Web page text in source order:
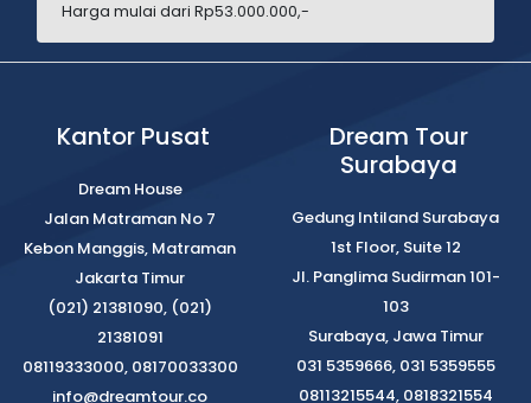
Harga mulai dari Rp53.000.000,-
Kantor Pusat
Dream House
Jalan Matraman No 7
Kebon Manggis, Matraman
Jakarta Timur
(021) 21381090, (021)
21381091
08119333000, 08170033300
info@dreamtour.co
Dream Tour
Surabaya
Gedung Intiland Surabaya
1st Floor, Suite 12
Jl. Panglima Sudirman 101-
103
Surabaya, Jawa Timur
031 5359666, 031 5359555
08113215544, 0818321554